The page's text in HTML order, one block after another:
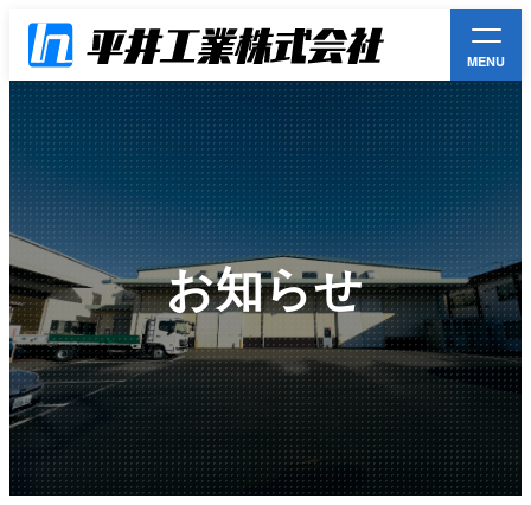
MENU
平井工業とは
事業案内一覧
お知らせ
環境方針
採用情報
お知らせ